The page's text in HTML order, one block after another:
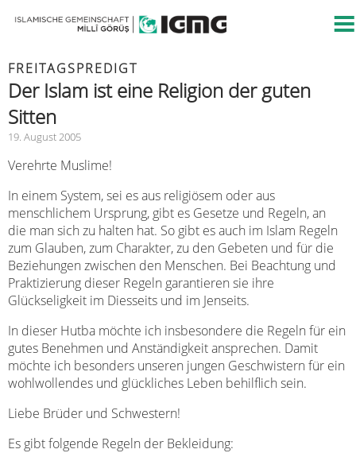
FREITAGSPREDIGT
Der Islam ist eine Religion der guten
Sitten
19. August 2005
Verehrte Muslime!
In einem System, sei es aus religiösem oder aus
menschlichem Ursprung, gibt es Gesetze und Regeln, an
die man sich zu halten hat. So gibt es auch im Islam Regeln
zum Glauben, zum Charakter, zu den Gebeten und für die
Beziehungen zwischen den Menschen. Bei Beachtung und
Praktizierung dieser Regeln garantieren sie ihre
Glückseligkeit im Diesseits und im Jenseits.
In dieser Hutba möchte ich insbesondere die Regeln für ein
gutes Benehmen und Anständigkeit ansprechen. Damit
möchte ich besonders unseren jungen Geschwistern für ein
wohlwollendes und glückliches Leben behilflich sein.
Liebe Brüder und Schwestern!
Es gibt folgende Regeln der Bekleidung: